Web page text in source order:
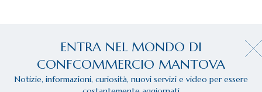
ENTRA NEL MONDO DI
CONFCOMMERCIO MANTOVA
Notizie, informazioni, curiosità, nuovi servizi e video per essere